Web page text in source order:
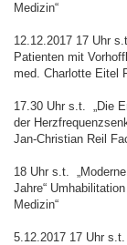
Medizin“
12.12.2017 17 Uhr
Patienten mit
med. Charlotte Eitel
17.30 Uhr s.t. „Die
der
Jan-Christian Reil
18 Uhr s.t.
Jahre“
Medizin“
5.12.2017 17 Uhr